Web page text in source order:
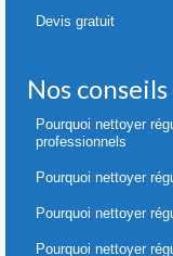
Devis gratuit
Nos conseils
Pourquoi nettoyer
professionnels
Pourquoi nettoyer
Pourquoi nettoyer
Pourquoi nettoyer